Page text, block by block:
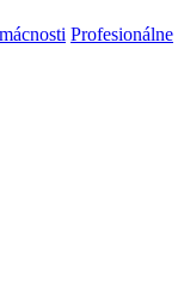
Profesionálne